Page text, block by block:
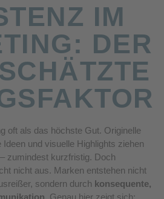
IM
DER
oft als das höchste Gut. Originelle
und visuelle Highlights ziehen
zumindest kurzfristig. Doch
nicht aus. Marken entstehen nicht
sondern durch konsequente,
. Genau hier zeigt sich: